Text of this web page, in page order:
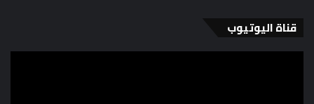
قناة اليوتيوب